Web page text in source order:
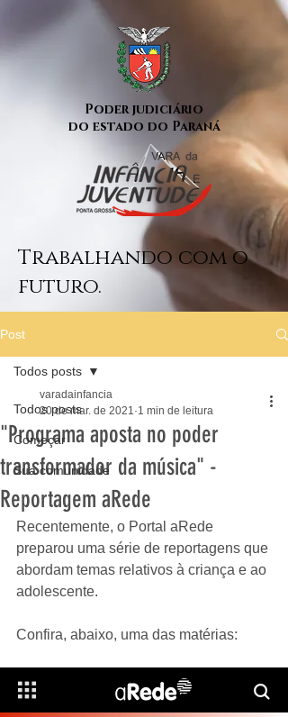
Poder judiciário
do estado do Paraná
Trabalhando com o
futuro.
Post
Todos posts
Começar
Sua comunidade
Todos posts
"Programa aposta no poder
transformador da música" -
Reportagem aRede
varadainfancia
20 de mar. de 2021 1 min de leitura
Recentemente, o Portal aRede
preparou uma série de reportagens que
abordam temas relativos à criança e ao
adolescente.
Confira, abaixo, uma das matérias: